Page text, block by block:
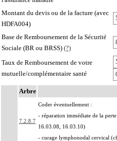
Montant du devis ou de la facture (avec
HDFA004)
Base de Remboursement de la Sécurité
Sociale (BR ou BRSS) (?)
Taux de Remboursement de votre
mutuelle/complémentaire santé
Arbre
7.2.8.7
Coder éventuellement :
- réparation immédiate de la
16.03.08, 16.03.10)
- curage lymphonodal cervical